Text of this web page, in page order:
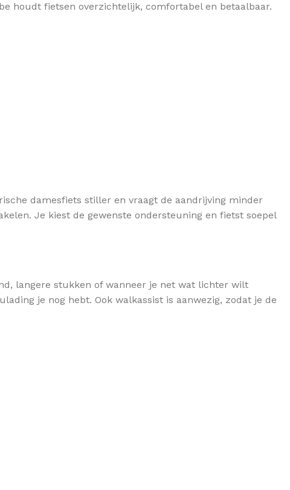
houdt fietsen overzichtelijk, comfortabel en betaalbaar.
damesfiets stiller en vraagt de aandrijving minder
Je kiest de gewenste ondersteuning en fietst soepel
langere stukken of wanneer je net wat lichter wilt
je nog hebt. Ook walkassist is aanwezig, zodat je de